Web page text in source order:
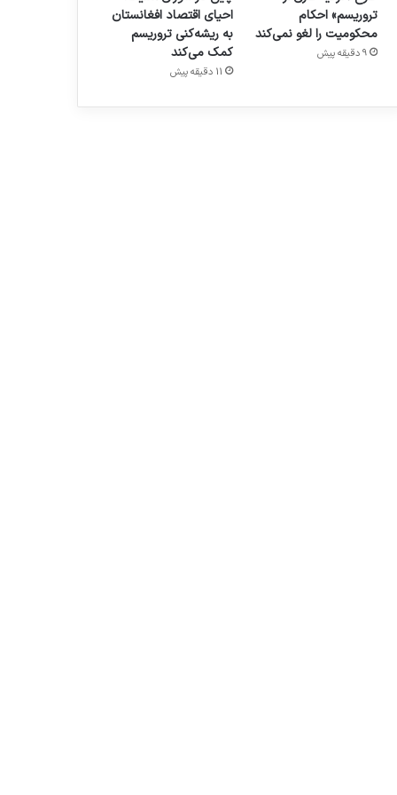
تروریسم» احکام
محکومیت را لغو نمی‌کند
9 دقیقه پیش
احیای اقتصاد افغانستان
به ریشه‌کنی تروریسم
کمک می‌کند
11 دقیقه پیش